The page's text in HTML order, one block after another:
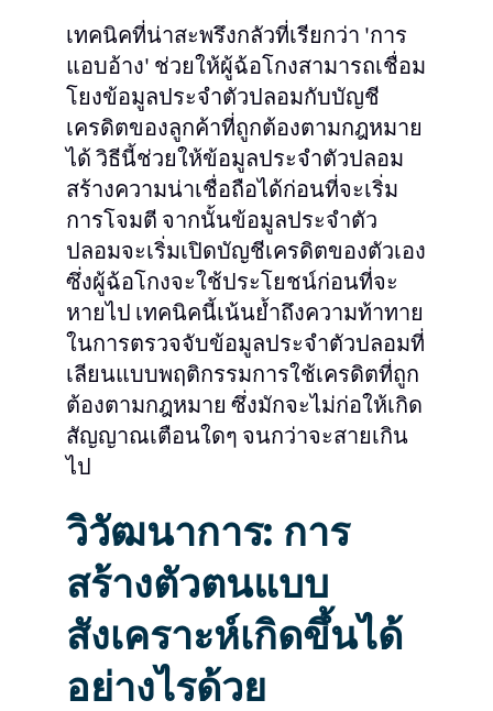
เทคนิคที่น่าสะพรึงกลัวที่เรียกว่า 'การ
แอบอ้าง' ช่วยให้ผู้ฉ้อโกงสามารถเชื่อม
โยงข้อมูลประจำตัวปลอมกับบัญชี
เครดิตของลูกค้าที่ถูกต้องตามกฎหมาย
ได้ วิธีนี้ช่วยให้ข้อมูลประจำตัวปลอม
สร้างความน่าเชื่อถือได้ก่อนที่จะเริ่ม
การโจมตี จากนั้นข้อมูลประจำตัว
ปลอมจะเริ่มเปิดบัญชีเครดิตของตัวเอง
ซึ่งผู้ฉ้อโกงจะใช้ประโยชน์ก่อนที่จะ
หายไป เทคนิคนี้เน้นย้ำถึงความท้าทาย
ในการตรวจจับข้อมูลประจำตัวปลอมที่
เลียนแบบพฤติกรรมการใช้เครดิตที่ถูก
ต้องตามกฎหมาย ซึ่งมักจะไม่ก่อให้เกิด
สัญญาณเตือนใดๆ จนกว่าจะสายเกิน
ไป
วิวัฒนาการ: การ
สร้างตัวตนแบบ
สังเคราะห์เกิดขึ้นได้
อย่างไรด้วย